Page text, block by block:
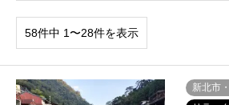
58件中 1〜28件を表示
新北市